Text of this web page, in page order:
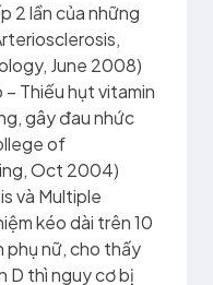
2 lần của những
June 2008)
Thiếu hụt vitamin
gây đau nhức
of
Oct 2004)
và Multiple
kéo dài trên 10
phụ nữ, cho thấy
D thì nguy cơ bị